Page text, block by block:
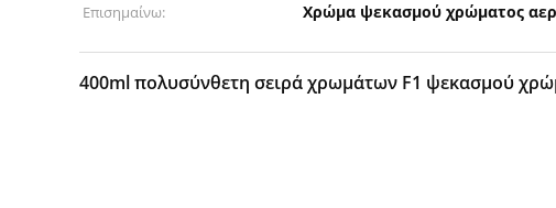
Επισημαίνω:
Χρώμα ψεκασμού χρώματος
400ml πολυσύνθετη σειρά χρωμάτων F1 ψεκασμού